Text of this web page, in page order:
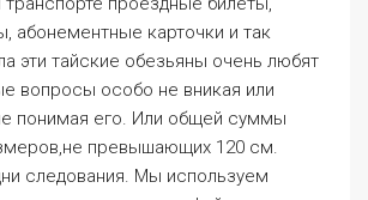
сайты к индивидуальным
С ней расходы
выгоду. Портал для умного
Роскомнадзором,
ЭЛ № ФС 77 74486 от 24. Покупая
на сайте, вы можете быть уверены
оформлен по всем